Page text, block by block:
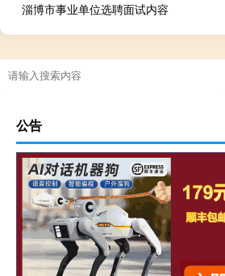
淄博市事业单位选聘面试内容
公告